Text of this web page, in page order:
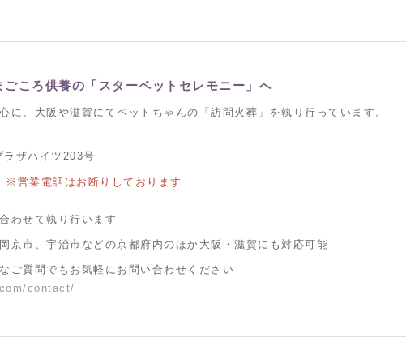
ころ供養の「スターペットセレモニー」へ
に、大阪や滋賀にてペットちゃんの「訪問火葬」を執り行っています。
ザハイツ203号
※営業電話はお断りしております
わせて執り行います
京市、宇治市などの京都府内のほか大阪・滋賀にも対応可能
ご質問でもお気軽にお問い合わせください
contact/